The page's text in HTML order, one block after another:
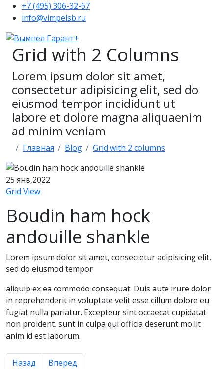
+7 (495) 306-32-67
info@vimpelsb.ru
Grid with 2 Columns
Lorem ipsum dolor sit amet,
consectetur adipisicing elit, sed do
eiusmod tempor incididunt ut
labore et dolore magna aliquaenim
ad minim veniam
Главная Blog Grid with 2 columns
25 янв,2022
Grid View
Boudin ham hock
andouille shankle
Lorem ipsum dolor sit amet, consectetur adipisicing elit,
sed do eiusmod tempor
aliquip ex ea commodo consequat. Duis aute irure dolor
in reprehenderit in voluptate velit esse cillum dolore eu
fugiat nulla pariatur. Excepteur sint occaecat cupidatat
non proident, sunt in culpa qui officia deserunt mollit
anim id est laborum.
Предыдущий: Picanha turkey sausage brisket Jerky
Назад Следующий: Ribeye ham hock pork chuck
Вперед